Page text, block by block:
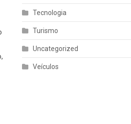
Tecnologia
Turismo
Uncategorized
Veículos